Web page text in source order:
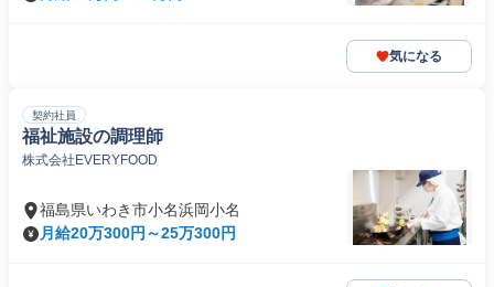
気になる
契約社員
福祉施設の調理師
株式会社EVERYFOOD
福島県いわき市小名浜岡小名
月給20万300円～25万300円